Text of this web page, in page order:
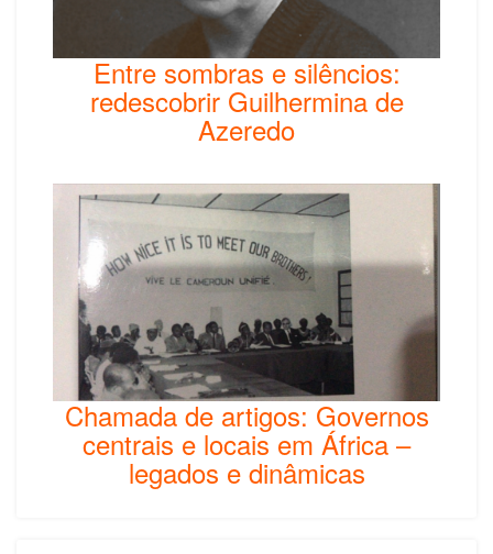
Entre sombras e silêncios:
redescobrir Guilhermina de
Azeredo
Chamada de artigos: Governos
centrais e locais em África –
legados e dinâmicas